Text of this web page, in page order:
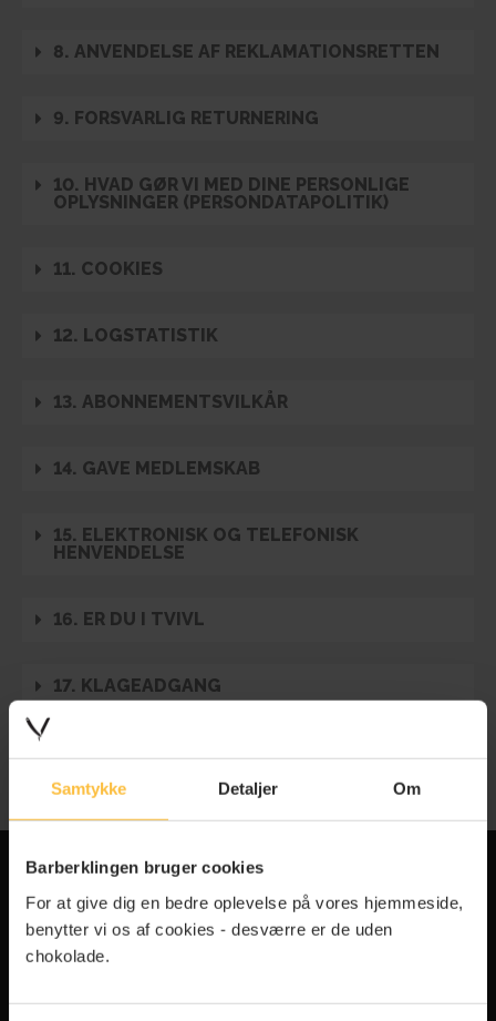
Samtykke Detaljer Om
Barberklingen bruger cookies
For at give dig en bedre oplevelse på vores hjemmeside,
benytter vi os af cookies - desværre er de uden
chokolade.
8. ANVENDELSE AF REKLAMATIONSRETTEN
9. FORSVARLIG RETURNERING
10. HVAD GØR VI MED DINE PERSONLIGE
OPLYSNINGER (PERSONDATAPOLITIK)
11. COOKIES
12. LOGSTATISTIK
13. ABONNEMENTSVILKÅR
14. GAVE MEDLEMSKAB
15. ELEKTRONISK OG TELEFONISK
HENVENDELSE
16. ER DU I TVIVL
17. KLAGEADGANG
START I DAG
Prøv Danmarks bedst bedømte barberblad for kun